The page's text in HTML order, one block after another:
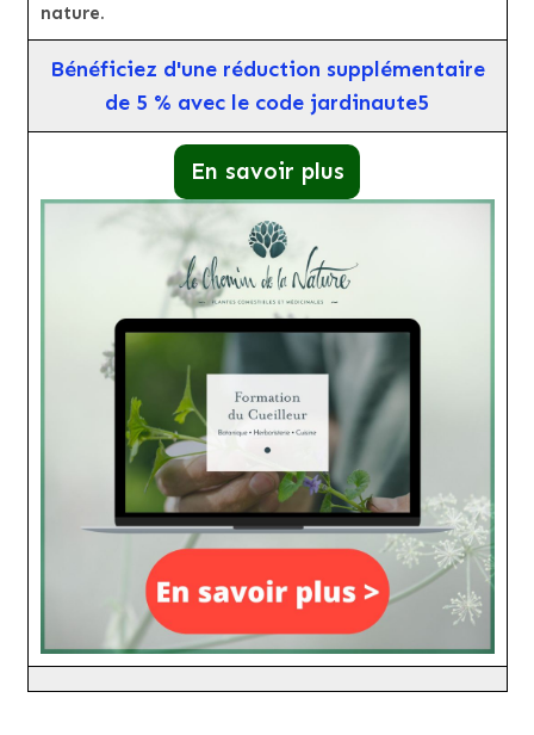
nature.
Bénéficiez d'une réduction supplémentaire
de 5 % avec le code jardinaute5
En savoir plus